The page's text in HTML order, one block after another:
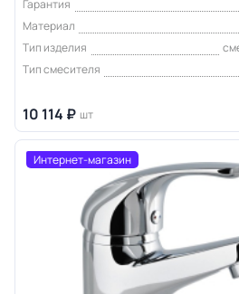
Гарантия
Материал
Тип изделия
Тип смесителя
10 114 ₽ шт
Интернет-магазин